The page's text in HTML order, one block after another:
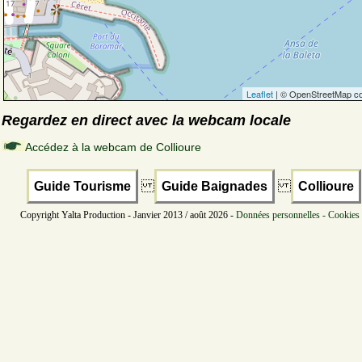
Leaflet | © OpenStreetMap
Regardez en direct avec la webcam locale
Accédez à la webcam de Collioure
Guide Tourisme Guide Baignades Collioure
Copyright Yalta Production - Janvier 2013 / août 2026 - Données personnelles -